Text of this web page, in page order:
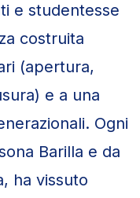
e studentesse
costruita
(apertura,
e a una
Ogni
Barilla e da
ha vissuto